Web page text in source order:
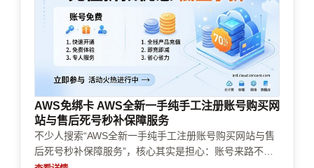
AWS免绑卡 AWS全新一手纯手工注册账号购买网
站与售后死号秒补保障服务
不少人搜索“AWS全新一手纯手工注册账号购买网站与售
后死号秒补保障服务”，核心其实是担心：账号来路不明